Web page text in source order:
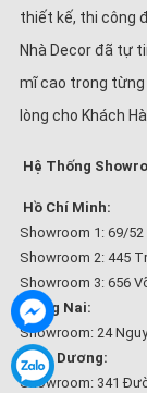
thiết kế, thi công
Nhà Decor đã tự
mĩ cao trong từng
lòng cho Khách
Hệ Thống
Hồ Chí Minh:
Showroom 1: 69/52
Showroom 2: 445
Showroom 3: 656
Đồng Nai:
Showroom: 24
Bình Dương:
Showroom: 341